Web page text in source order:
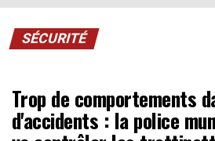
SÉCURITÉ
Trop de comportements
d'accidents : la police